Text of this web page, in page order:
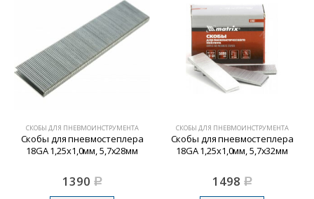
СКОБЫ ДЛЯ ПНЕВМОИНСТРУМЕНТА
Скобы для пневмостеплера
18GA 1,25х1,0мм, 5,7х28мм
1390 Р
СКОБЫ ДЛЯ ПНЕВМОИНСТРУМЕНТА
Скобы для пневмостеплера
18GA 1,25х1,0мм, 5,7х32мм
1498 Р